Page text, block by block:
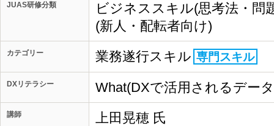
JUAS研修分類
ビジネススキル(思考法・問
(新人・配転者向け)
カテゴリー 業務遂行スキル 専門スキル
DXリテラシー What(DXで活用されるデー
講師
上田晃穂 氏